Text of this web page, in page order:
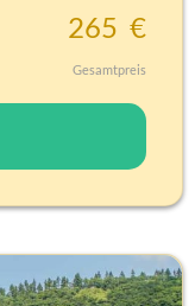
265 €
Gesamtpreis